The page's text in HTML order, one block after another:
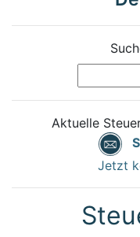
Aktuelle
Jetzt